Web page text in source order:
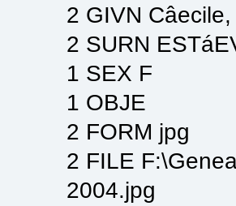
2 GIVN
2 SURN
1 SEX F
1 OBJE
2 FORM jpg
2 FILE
2004.jpg